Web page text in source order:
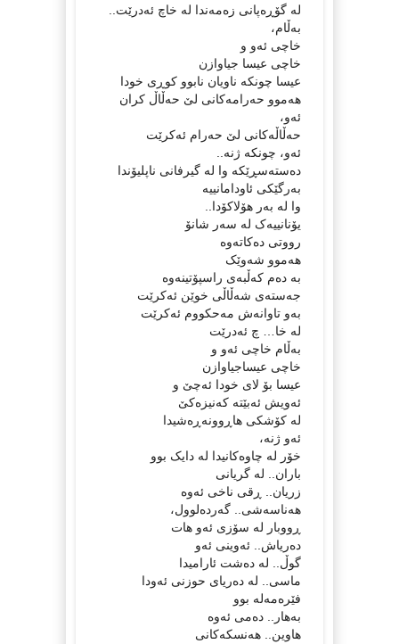
له‌ گۆڕه‌پانی زه‌مه‌ندا له‌ خاچ ئه‌درێت..
به‌ڵام،
خاچی ئه‌و و
خاچی عیسا جیاوازن
عیسا چونکه‌ ناویان نابوو کوڕی خودا
هه‌موو حه‌رامه‌کانی لێ حه‌ڵاڵ کران
ئه‌و،
حه‌ڵاڵه‌کانی لێ حه‌رام ئه‌کرێت
ئه‌و، چونکه‌ ژنه‌..
ده‌سته‌‌‌‌‌‌سڕێکه‌ وا له‌ گیرفانی ناپلیۆندا
به‌رگێکی ئاودامانییه‌
وا له‌ به‌ر هۆلاکۆدا..
یۆنانییه‌ک له‌ سه‌ر شانۆ
رووتی ده‌کاته‌وه‌
هه‌موو شه‌وێک
به‌ ده‌م که‌ڵبه‌ی راسپۆتینه‌وه‌
جه‌سته‌ی شه‌ڵاڵی خوێن ئه‌کرێت
به‌و تاوانه‌ش مه‌حکووم ئه‌کرێت
له‌ خا… چ ئه‌درێت
به‌ڵام خاچی ئه‌و و
خاچی عیساجیاوازن
عیسا بۆ لای خودا ئه‌چێ و
ئه‌ویش ئه‌بێته‌ که‌نیزه‌کێ
له‌ کۆشکی هاڕوونه‌ڕه‌شیدا
ئه‌و ژنه،‌
خۆر له‌ چاوه‌کانیدا له‌ دایک بوو
باران.. له‌ گریانی
زریان.. ڕقی ناخی ئه‌وه‌
هه‌ناسه‌شی.. گه‌رده‌لوول،
ڕووبار له‌ سۆزی ئه‌و هات
ده‌ریاش.. ئه‌وینی ئه‌و
گوڵ.. له‌ ده‌شت ئارامیدا
ماسی.. له‌ ده‌ریای حوزنی ئه‌ودا
فێره‌مه‌له‌ بوو
به‌هار.. ده‌می ئه‌وه‌
هاوین.. هه‌نسکه‌کانی